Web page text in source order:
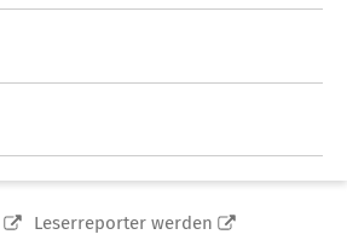
Leserreporter werden